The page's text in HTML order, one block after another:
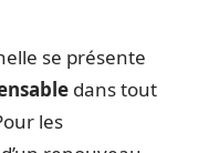
se présente
dans tout
les